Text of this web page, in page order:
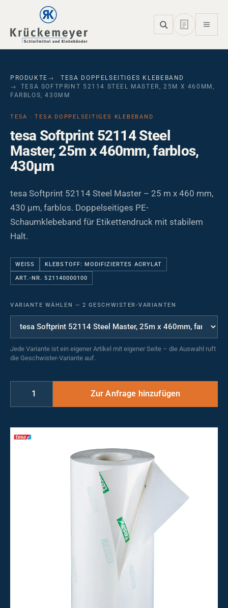
Skip to main navigation
Skip to main content
Skip to page footer
PRODUKTE
TESA DOPPELSEITIGES KLEBEBAND
TESA SOFTPRINT 52114 STEEL MASTER, 25M X 460MM,
FARBLOS, 430ΜM
TESA · TESA DOPPELSEITIGES KLEBEBAND
tesa Softprint 52114 Steel
Master, 25m x 460mm, farblos,
430µm
tesa Softprint 52114 Steel Master – 25 m x 460 mm,
430 µm, farblos. Doppelseitiges PE-
Schaumklebeband für Etikettendruck mit stabilem
Halt.
WEISS KLEBSTOFF: MODIFIZIERTES ACRYLAT
ART.-NR. 521140000100
VARIANTE WÄHLEN — 2 GESCHWISTER-VARIANTEN
Jede Variante ist ein eigener Artikel mit eigener Seite – die Auswahl ruft
die Geschwister-Variante auf.